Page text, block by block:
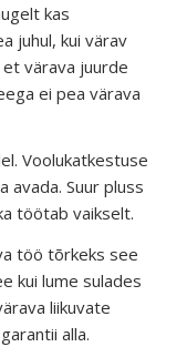
kas
juhul, kui värav
värava juurde
ei pea värava
Voolukatkestuse
avada. Suur pluss
töötab vaikselt.
töö tõrkeks see
kui lume sulades
liikuvate
alla.